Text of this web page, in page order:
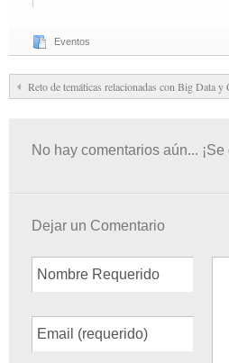
Eventos
Reto de temáticas relacionadas con Big Data y
No hay comentarios aún...
Dejar un Comentario